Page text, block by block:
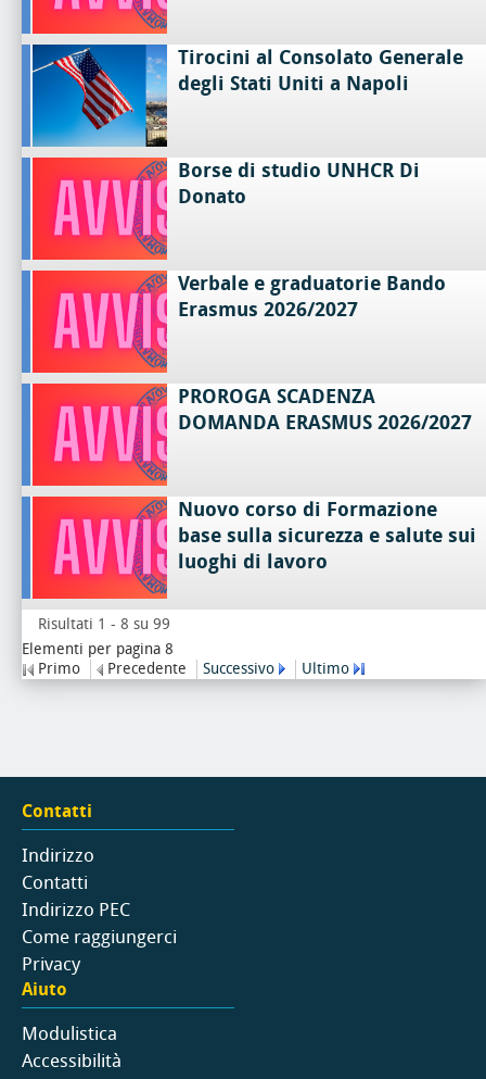
Tirocini al Consolato Generale
degli Stati Uniti a Napoli
Borse di studio UNHCR Di
Donato
Verbale e graduatorie Bando
Erasmus 2026/2027
PROROGA SCADENZA
DOMANDA ERASMUS 2026/2027
Nuovo corso di Formazione
base sulla sicurezza e salute sui
luoghi di lavoro
Risultati 1 - 8 su 99
Elementi per pagina 8
Primo
Precedente Successivo Ultimo
Contatti
Indirizzo
Contatti
Indirizzo PEC
Come raggiungerci
Privacy
Aiuto
Modulistica
Accessibilità